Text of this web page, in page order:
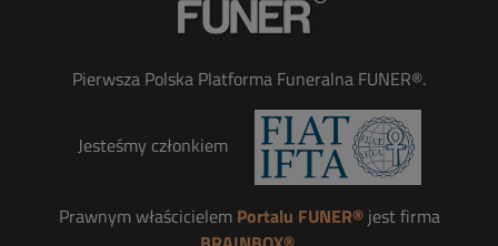
Pierwsza Polska Platforma Funeralna FUNER®.
Jesteśmy członkiem
Prawnym właścicielem Portalu FUNER®jest firma